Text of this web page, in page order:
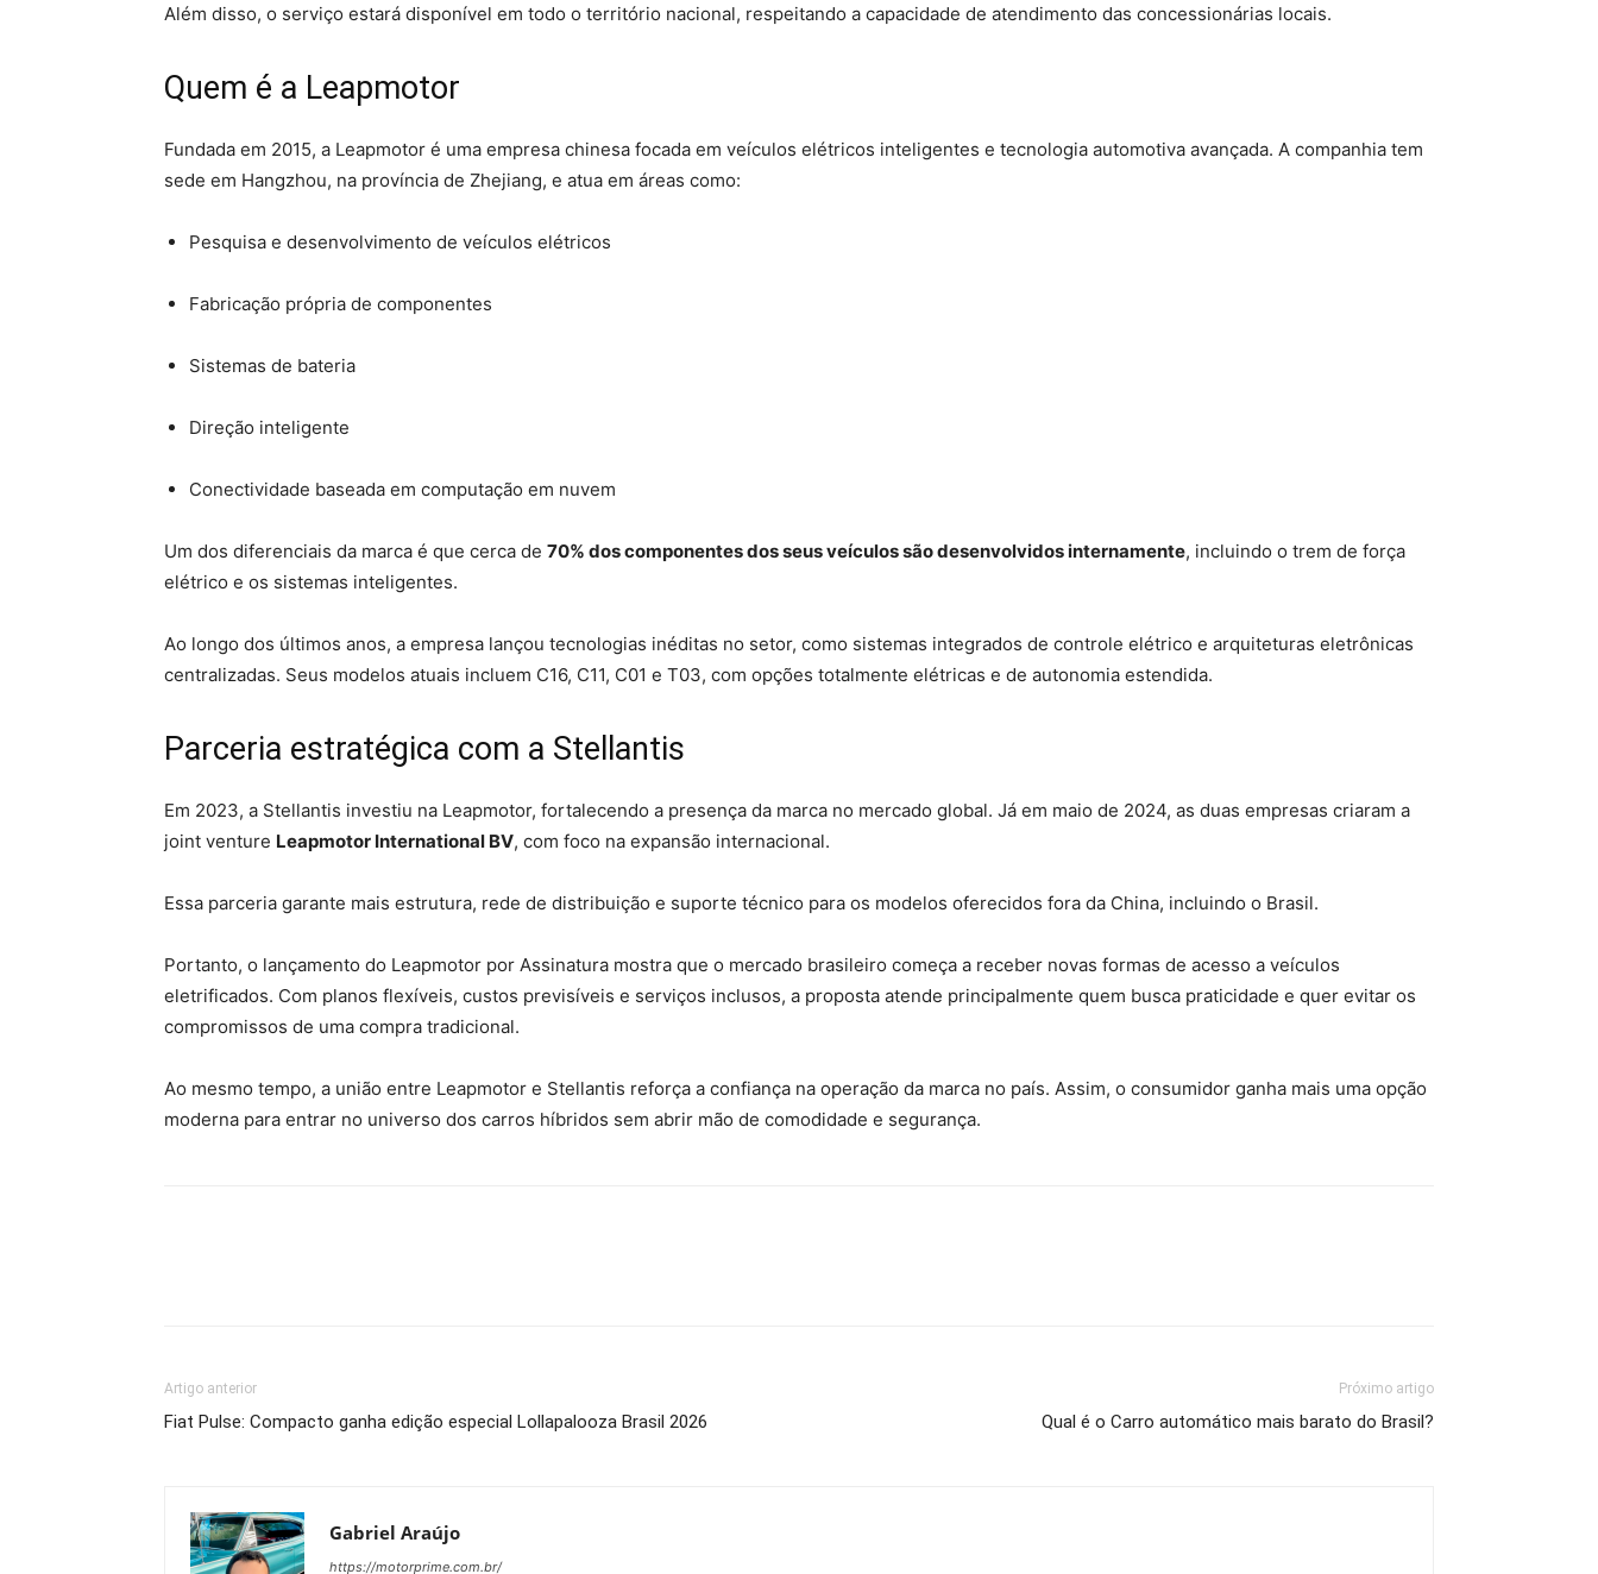
Além disso, o serviço estará disponível em todo o território nacional, respeitando a capacidade de atendimento das concessionárias locais.
Quem é a Leapmotor
Fundada em 2015, a Leapmotor é uma empresa chinesa focada em veículos elétricos inteligentes e tecnologia automotiva avançada. A companhia tem
sede em Hangzhou, na província de Zhejiang, e atua em áreas como:
Pesquisa e desenvolvimento de veículos elétricos
Fabricação própria de componentes
Sistemas de bateria
Direção inteligente
Conectividade baseada em computação em nuvem
Um dos diferenciais da marca é que cerca de 70% dos componentes dos seus veículos são desenvolvidos internamente, incluindo o trem de força
elétrico e os sistemas inteligentes.
Ao longo dos últimos anos, a empresa lançou tecnologias inéditas no setor, como sistemas integrados de controle elétrico e arquiteturas eletrônicas
centralizadas. Seus modelos atuais incluem C16, C11, C01 e T03, com opções totalmente elétricas e de autonomia estendida.
Parceria estratégica com a Stellantis
Em 2023, a Stellantis investiu na Leapmotor, fortalecendo a presença da marca no mercado global. Já em maio de 2024, as duas empresas criaram a
joint venture Leapmotor International BV, com foco na expansão internacional.
Essa parceria garante mais estrutura, rede de distribuição e suporte técnico para os modelos oferecidos fora da China, incluindo o Brasil.
Portanto, o lançamento do Leapmotor por Assinatura mostra que o mercado brasileiro começa a receber novas formas de acesso a veículos
eletrificados. Com planos flexíveis, custos previsíveis e serviços inclusos, a proposta atende principalmente quem busca praticidade e quer evitar os
compromissos de uma compra tradicional.
Ao mesmo tempo, a união entre Leapmotor e Stellantis reforça a confiança na operação da marca no país. Assim, o consumidor ganha mais uma opção
moderna para entrar no universo dos carros híbridos sem abrir mão de comodidade e segurança.
Artigo anterior
Fiat Pulse: Compacto ganha edição especial Lollapalooza Brasil 2026
Próximo artigo
Qual é o Carro automático mais barato do Brasil?
Gabriel Araújo
https://motorprime.com.br/